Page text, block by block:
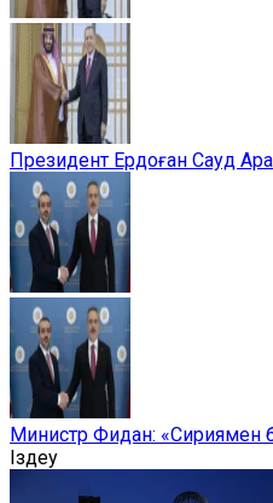
Президент Ердоған Сауд
Министр Фидан: «Сириямен
Іздеу